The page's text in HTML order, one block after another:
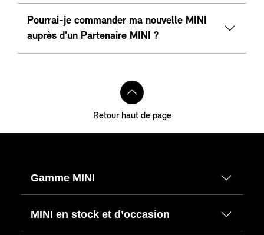
Pourrai-je commander ma nouvelle MINI
auprès d'un Partenaire MINI ?
Retour haut de page
Gamme MINI
MINI en stock et d’occasion